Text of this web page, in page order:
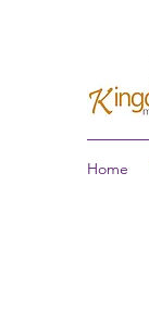
Home